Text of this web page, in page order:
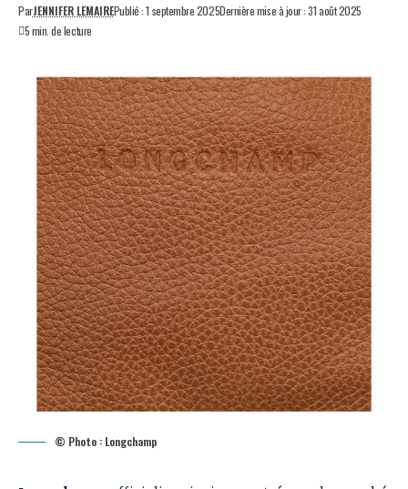
ParJENNIFER LEMAIREPublié : 1 septembre 2025Dernière mise à jour : 31 août 2025
5 min. de lecture
© Photo : Longchamp